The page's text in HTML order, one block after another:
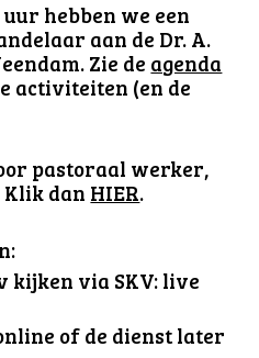
uur hebben we een
aan de Dr. A.
Zie de agenda
activiteiten (en de
pastoraal werker,
dan HIER.
kijken via SKV: live
of de dienst later